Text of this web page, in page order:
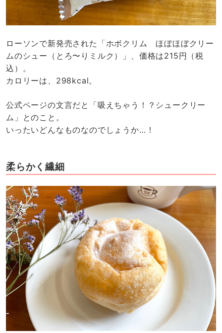
ローソンで新発売された「ホボクリム ほぼほぼクリー
ムのシュー（とろ〜りミルク）」、価格は215円（税
込）。
カロリーは、298kcal。
公式ページの文言だと「吸えちゃう！？シュークリー
ム」とのこと。
いったいどんなものなのでしょうか…！
柔らかく繊細